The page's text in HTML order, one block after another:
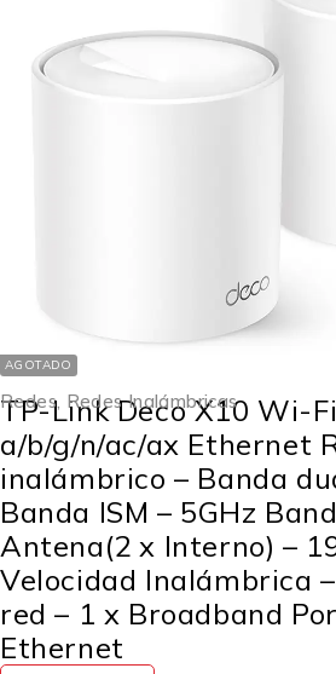
AGOTADO
Redes, Redes Inalámbricas
TP-Link Deco X10 Wi-
a/b/g/n/ac/ax Ethernet
inalámbrico – Banda
Banda ISM – 5GHz
Antena(2 x Interno) –
Velocidad Inalámbrica
red – 1 x Broadband
Ethernet